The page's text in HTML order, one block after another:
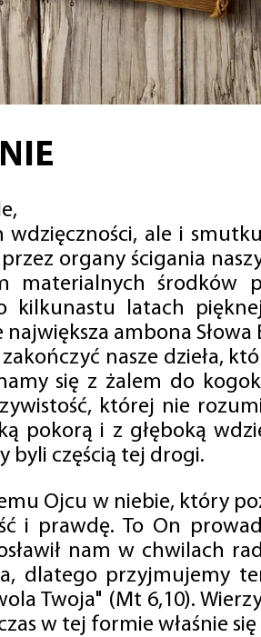
wdzięczności, ale i
organy ścigania
materialnych środków
kilkunastu latach
ambona Słowa
nasze dzieła,
się z żalem do
której nie
pokorą i z głęboką
byli częścią tej drogi.
Ojcu w niebie, który
i prawdę. To On
nam w chwilach
dlatego przyjmujemy
Twoja" (Mt 6,10).
w tej formie właśnie się